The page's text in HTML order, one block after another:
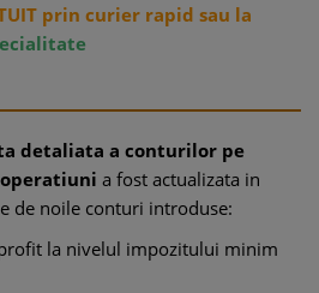
prin curier rapid sau la
detaliata a conturilor pe
a fost actualizata in
de noile conturi introduse:
la nivelul impozitului minim